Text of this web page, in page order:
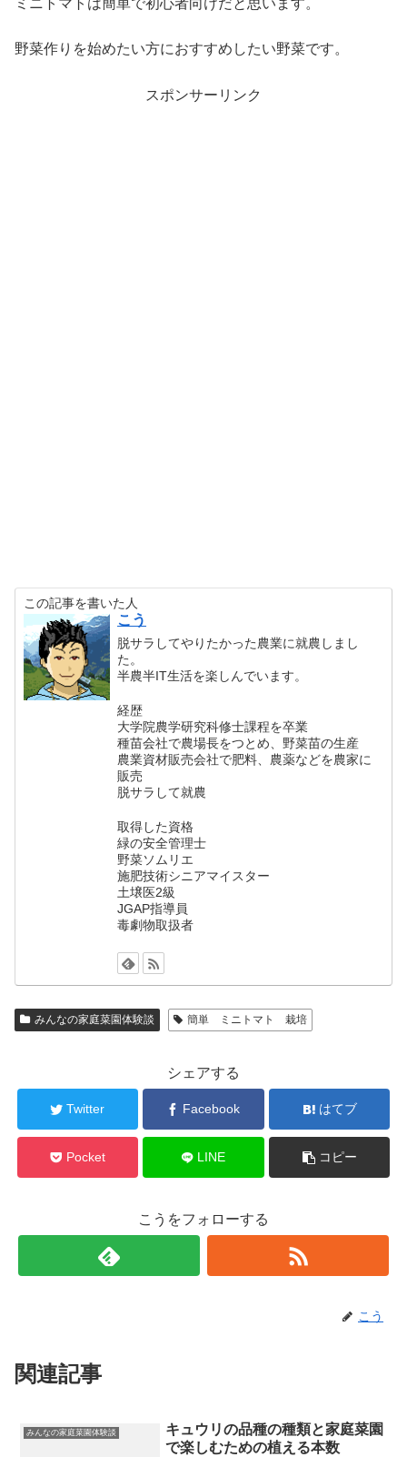
ミニトマトは簡単で初心者向けだと思います。
野菜作りを始めたい方におすすめしたい野菜です。
スポンサーリンク
この記事を書いた人
こう
脱サラしてやりたかった農業に就農しまし
た。
半農半IT生活を楽しんでいます。
経歴
大学院農学研究科修士課程を卒業
種苗会社で農場長をつとめ、野菜苗の生産
農業資材販売会社で肥料、農薬などを農家に
販売
脱サラして就農
取得した資格
緑の安全管理士
野菜ソムリエ
施肥技術シニアマイスター
土壌医2級
JGAP指導員
毒劇物取扱者
みんなの家庭菜園体験談 簡単 ミニトマト 栽培
シェアする
Twitter Facebook はてブ
Pocket LINE コピー
こうをフォローする
こう
関連記事
みんなの家庭菜園体験談
キュウリの品種の種類と家庭菜園
で楽しむための植える本数